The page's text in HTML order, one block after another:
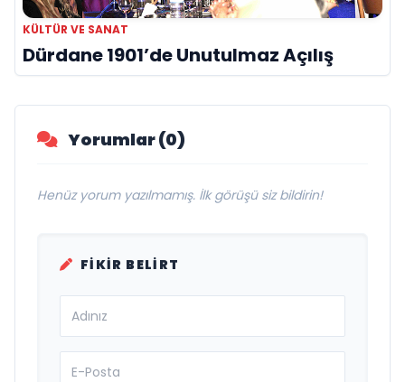
KÜLTÜR VE SANAT
Dürdane 1901’de Unutulmaz Açılış
Yorumlar (0)
Henüz yorum yazılmamış. İlk görüşü siz bildirin!
FIKIR BELIRT